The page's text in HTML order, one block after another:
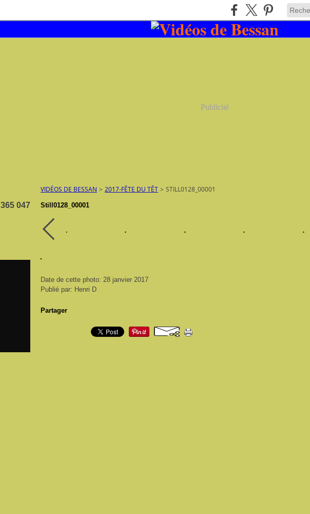
Publicité
365 047
VIDÉOS DE BESSAN > 2017-FÊTE DU TÊT > STILL0128_00001
Still0128_00001
Date de cette photo: 28 janvier 2017
Publié par: Henri D
Partager